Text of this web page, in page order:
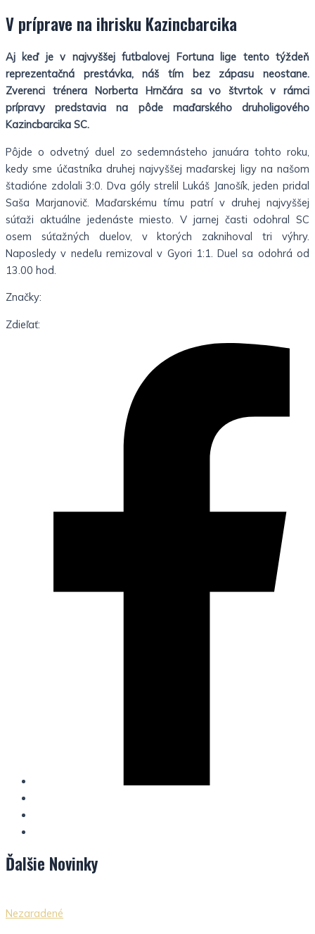
V príprave na ihrisku Kazincbarcika
Aj keď je v najvyššej futbalovej Fortuna lige tento týždeň
reprezentačná prestávka, náš tím bez zápasu neostane.
Zverenci trénera Norberta Hrnčára sa vo štvrtok v rámci
prípravy predstavia na pôde maďarského druholigového
Kazincbarcika SC.
Pôjde o odvetný duel zo sedemnásteho januára tohto roku,
kedy sme účastníka druhej najvyššej maďarskej ligy na našom
štadióne zdolali 3:0. Dva góly strelil Lukáš Janošík, jeden pridal
Saša Marjanovič. Maďarskému tímu patrí v druhej najvyššej
súťaži aktuálne jedenáste miesto. V jarnej časti odohral SC
osem súťažných duelov, v ktorých zaknihoval tri výhry.
Naposledy v nedeľu remizoval v Gyori 1:1. Duel sa odohrá od
13.00 hod.
Značky:
Zdieľať:
Ďalšie Novinky
Nezaradené